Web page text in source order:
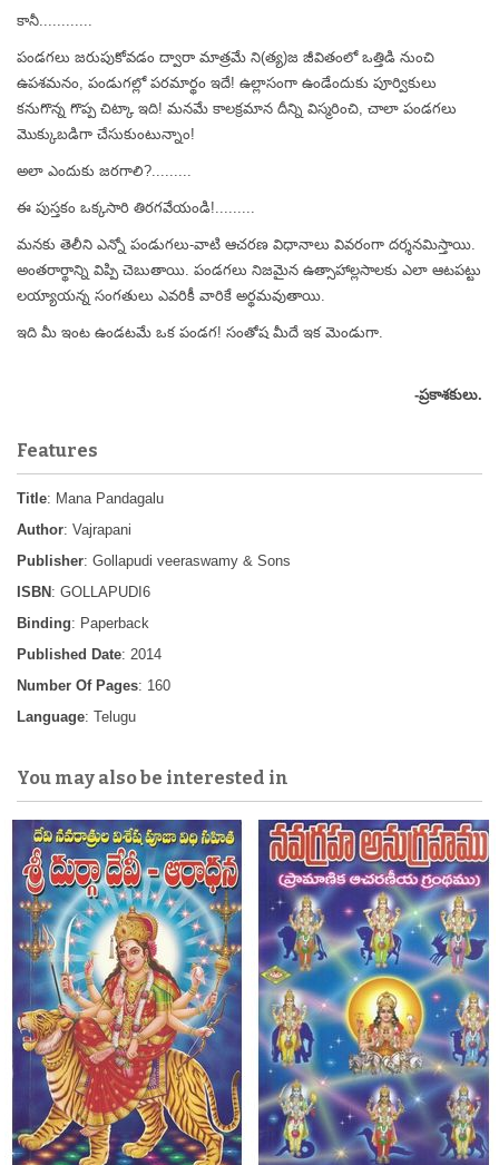
కానీ............
పండగలు జరుపుకోవడం ద్వారా మాత్రమే ని(త్య)జ జీవితంలో ఒత్తిడి నుంచి
ఉపశమనం, పండుగల్లో పరమార్థం ఇదే! ఉల్లాసంగా ఉండేందుకు పూర్వికులు
కనుగొన్న గొప్ప చిట్కా ఇది! మనమే కాలక్రమాన దీన్ని విస్మరించి, చాలా పండగలు
మొక్కుబడిగా చేసుకుంటున్నాం!
అలా ఎందుకు జరగాలి?.........
ఈ పుస్తకం ఒక్కసారి తిరగవేయండి!.........
మనకు తెలీని ఎన్నో పండుగలు-వాటి ఆచరణ విధానాలు వివరంగా దర్శనమిస్తాయి.
అంతరార్థాన్ని విప్పి చెబుతాయి. పండగలు నిజమైన ఉత్సాహాల్లసాలకు ఎలా ఆటపట్టు
లయ్యాయన్న సంగతులు ఎవరికీ వారికే అర్థమవుతాయి.
ఇది మీ ఇంట ఉండటమే ఒక పండగ! సంతోష మీదే ఇక మెండుగా.
-ప్రకాశకులు.
Features
Title: Mana Pandagalu
Author: Vajrapani
Publisher: Gollapudi veeraswamy & Sons
ISBN : GOLLAPUDI6
Binding: Paperback
Published Date: 2014
Number Of Pages: 160
Language: Telugu
You may also be interested in